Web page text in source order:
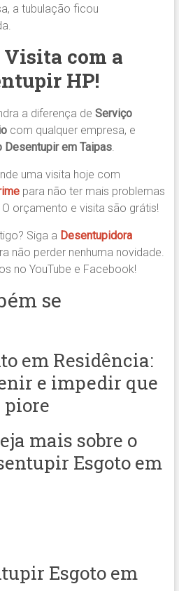
a tubulação ficou
com a
HP!
a diferença de Serviço
com qualquer empresa, e
Desentupir em Taipas.
uma visita hoje com
para não ter mais problemas
O orçamento e visita são grátis!
Siga a Desentupidora
não perder nenhuma novidade.
no YouTube e Facebook!
se
em Residência:
e impedir que
piore
mais sobre o
Esgoto em
Esgoto em